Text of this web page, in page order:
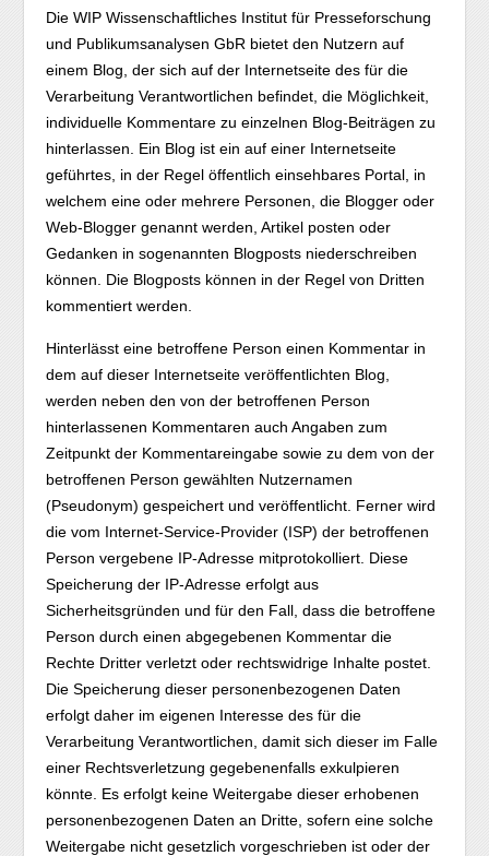
Die WIP Wissenschaftliches Institut für Presseforschung
und Publikumsanalysen GbR bietet den Nutzern auf
einem Blog, der sich auf der Internetseite des für die
Verarbeitung Verantwortlichen befindet, die Möglichkeit,
individuelle Kommentare zu einzelnen Blog-Beiträgen zu
hinterlassen. Ein Blog ist ein auf einer Internetseite
geführtes, in der Regel öffentlich einsehbares Portal, in
welchem eine oder mehrere Personen, die Blogger oder
Web-Blogger genannt werden, Artikel posten oder
Gedanken in sogenannten Blogposts niederschreiben
können. Die Blogposts können in der Regel von Dritten
kommentiert werden.
Hinterlässt eine betroffene Person einen Kommentar in
dem auf dieser Internetseite veröffentlichten Blog,
werden neben den von der betroffenen Person
hinterlassenen Kommentaren auch Angaben zum
Zeitpunkt der Kommentareingabe sowie zu dem von der
betroffenen Person gewählten Nutzernamen
(Pseudonym) gespeichert und veröffentlicht. Ferner wird
die vom Internet-Service-Provider (ISP) der betroffenen
Person vergebene IP-Adresse mitprotokolliert. Diese
Speicherung der IP-Adresse erfolgt aus
Sicherheitsgründen und für den Fall, dass die betroffene
Person durch einen abgegebenen Kommentar die
Rechte Dritter verletzt oder rechtswidrige Inhalte postet.
Die Speicherung dieser personenbezogenen Daten
erfolgt daher im eigenen Interesse des für die
Verarbeitung Verantwortlichen, damit sich dieser im Falle
einer Rechtsverletzung gegebenenfalls exkulpieren
könnte. Es erfolgt keine Weitergabe dieser erhobenen
personenbezogenen Daten an Dritte, sofern eine solche
Weitergabe nicht gesetzlich vorgeschrieben ist oder der